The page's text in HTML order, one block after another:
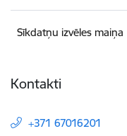
Sīkdatņu izvēles maiņa
Kontakti
+371 67016201